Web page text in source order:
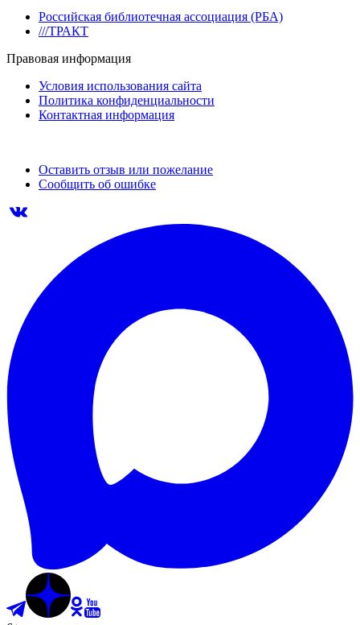
Российская библиотечная ассоциация (РБА)
///ТРАКТ
Правовая информация
Условия использования сайта
Политика конфиденциальности
Контактная информация
Оставить отзыв или пожелание
Сообщить об ошибке